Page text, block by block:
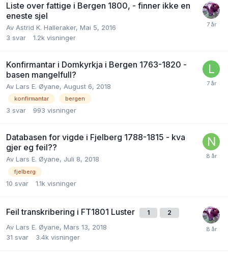
Liste over fattige i Bergen 1800, - finner ikke en
eneste sjel
Av Astrid K. Halleraker, Mai 5, 2016
3 svar 1.2k visninger
Konfirmantar i Domkyrkja i Bergen 1763-1820 -
basen mangelfull?
Av Lars E. Øyane, August 6, 2018
konfirmantar bergen
3 svar 993 visninger
Databasen for vigde i Fjelberg 1788-1815 - kva
gjer eg feil??
Av Lars E. Øyane, Juli 8, 2018
fjelberg
10 svar 1.1k visninger
Feil transkribering i FT1801 Luster 1 2
Av Lars E. Øyane, Mars 13, 2018
31 svar 3.4k visninger